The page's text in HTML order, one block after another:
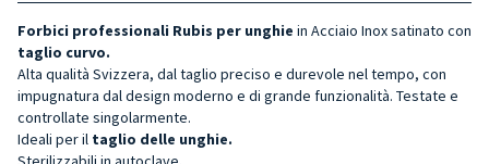
Forbici professionali Rubis per unghie in Acciaio Inox satinato con
taglio curvo.
Alta qualità Svizzera, dal taglio preciso e durevole nel tempo, con
impugnatura dal design moderno e di grande funzionalità. Testate e
controllate singolarmente.
Ideali per il taglio delle unghie.